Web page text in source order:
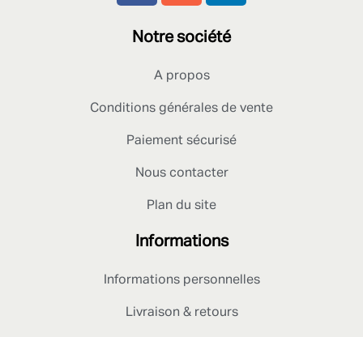
Notre société
A propos
Conditions générales de vente
Paiement sécurisé
Nous contacter
Plan du site
Informations
Informations personnelles
Livraison & retours